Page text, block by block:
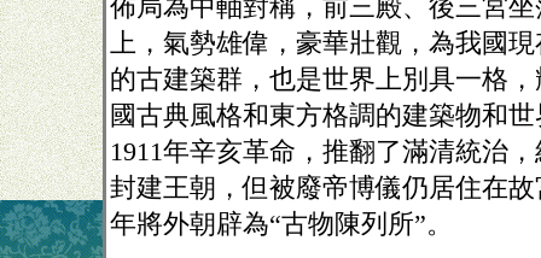
佈局為中軸對稱，前三殿、後三宮
上，氣勢雄偉，豪華壯觀，為我國
的古建築群，也是世界上別具一格
國古典風格和東方格調的建築物和
1911年辛亥革命，推翻了滿清統治
封建王朝，但被廢帝博儀仍居住在
年將外朝辟為“古物陳列所”。